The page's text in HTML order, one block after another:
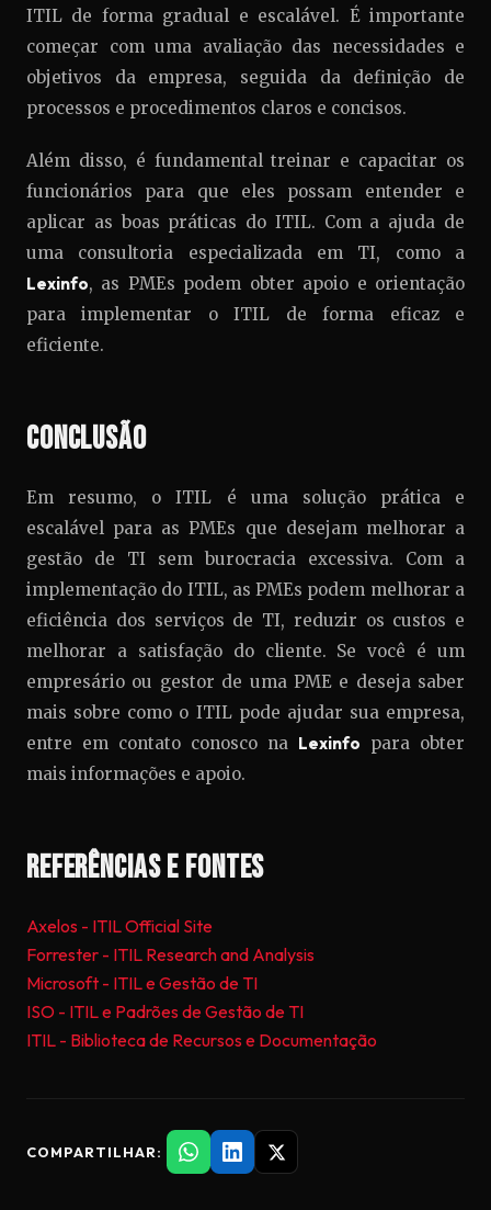
ITIL de forma gradual e escalável. É importante
começar com uma avaliação das necessidades e
objetivos da empresa, seguida da definição de
processos e procedimentos claros e concisos.
Além disso, é fundamental treinar e capacitar os
funcionários para que eles possam entender e
aplicar as boas práticas do ITIL. Com a ajuda de
uma consultoria especializada em TI, como a
Lexinfo, as PMEs podem obter apoio e orientação
para implementar o ITIL de forma eficaz e
eficiente.
Conclusão
Em resumo, o ITIL é uma solução prática e
escalável para as PMEs que desejam melhorar a
gestão de TI sem burocracia excessiva. Com a
implementação do ITIL, as PMEs podem melhorar a
eficiência dos serviços de TI, reduzir os custos e
melhorar a satisfação do cliente. Se você é um
empresário ou gestor de uma PME e deseja saber
mais sobre como o ITIL pode ajudar sua empresa,
entre em contato conosco na Lexinfo para obter
mais informações e apoio.
Referências e Fontes
Axelos - ITIL Official Site
Forrester - ITIL Research and Analysis
Microsoft - ITIL e Gestão de TI
ISO - ITIL e Padrões de Gestão de TI
ITIL - Biblioteca de Recursos e Documentação
COMPARTILHAR: